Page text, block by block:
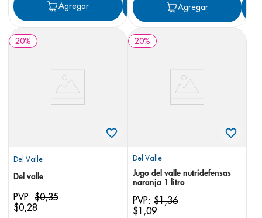
Agregar Agregar
Agregar
20%
Del Valle
Del valle
PVP: $0,35
$0,28
20%
Del Valle
Jugo del valle nutridefensas
naranja 1 litro
PVP: $1,36
$1 ,09